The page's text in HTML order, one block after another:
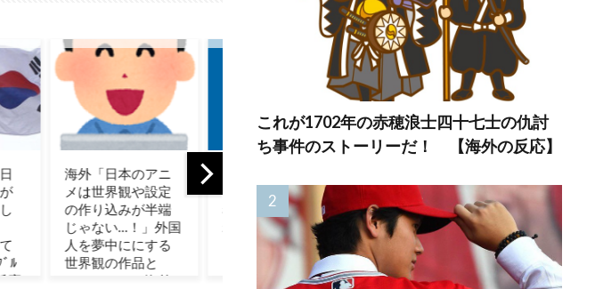
ニ
定
端
外国
る
と
外
カナダ人「お前ら
の国で異性の服を
着てたらどう思わ
れる？」
の買収と大規模削
減計画が物議！海
外ゲーマー「10年
間ずっと死を願っ
てた」
がバカンスに行く
よ【ポーランドボ
ール】
反応
これが1702年の赤穂浪士四十七士の仇討
ち事件のストーリーだ！ 【海外の反応】